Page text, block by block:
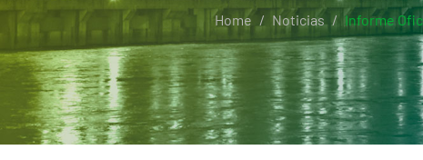
Home Noticias Informe